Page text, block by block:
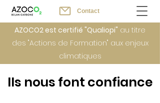
Contact
AZOCO2 est certifié "Qualiopi" au titre
des "Actions de Formation" aux enjeux
climatiques
Ils nous font confiance